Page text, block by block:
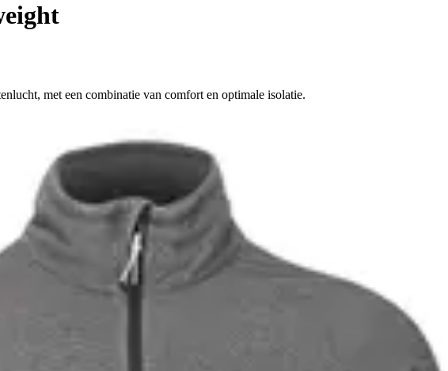
met een combinatie van comfort en optimale isolatie.